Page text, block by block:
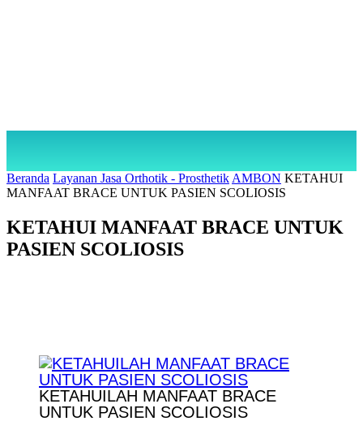
Beranda Layanan Jasa Orthotik - Prosthetik AMBON KETAHUI
MANFAAT BRACE UNTUK PASIEN SCOLIOSIS
KETAHUI MANFAAT BRACE UNTUK
PASIEN SCOLIOSIS
KETAHUILAH MANFAAT BRACE
UNTUK PASIEN SCOLIOSIS